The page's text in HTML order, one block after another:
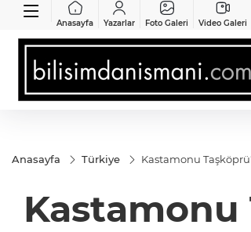
Anasayfa Yazarlar Foto Galeri Video Galeri
Anasayfa Türkiye Kastamonu
Kastamonu